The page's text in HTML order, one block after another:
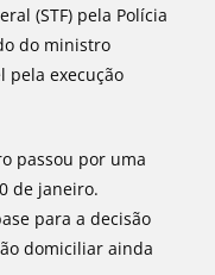
(STF) pela Polícia
do ministro
pela execução
passou por uma
de janeiro.
para a decisão
domiciliar ainda